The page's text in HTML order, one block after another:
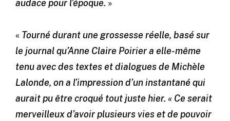
audace pour l’époque. »
« Tourné durant une grossesse réelle, basé sur
le journal qu’Anne Claire Poirier a elle-même
tenu avec des textes et dialogues de Michèle
Lalonde, on a l’impression d’un instantané qui
aurait pu être croqué tout juste hier. « Ce serait
merveilleux d’avoir plusieurs vies et de pouvoir